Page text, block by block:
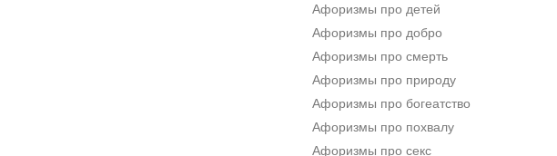
Афоризмы про детей
Афоризмы про добро
Афоризмы про смерть
Афоризмы про природу
Афоризмы про богеатство
Афоризмы про похвалу
Афоризмы про секс